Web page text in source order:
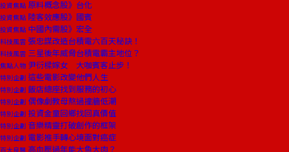
投資焦點 原料概念股》台化
投資焦點 陸客效應股》國賓
投資焦點 中國內需股》宏全
科技風雲 張忠謀改造台積電六百天秘訣！
科技風雲 三星後年威脅台積電霸主地位？
焦點人物 尹衍樑嫁女 大咖賓客止步！
特別企劃 這些電影改變他們人生
特別企劃 飯店總座找到服務的初心
特別企劃 偶像劇教母熬過撞牆低潮
特別企劃 投資金童回鄉找回真價值
特別企劃 音樂精靈打破創作的框架
特別企劃 電影推手轉心境面對癌症
百大良醫 高血壓過年能大魚大肉？